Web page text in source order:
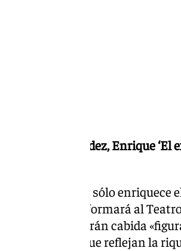
a Israel Fernández, Enrique
no sólo
también transformará al
en el que tendrán cabida
jondo» que reflejan la